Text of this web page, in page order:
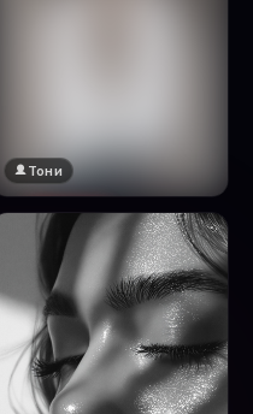
🔞 18+
Натисни за преглед
Тони